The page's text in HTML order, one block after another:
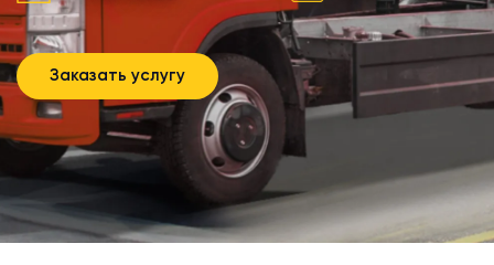
Заказать услугу